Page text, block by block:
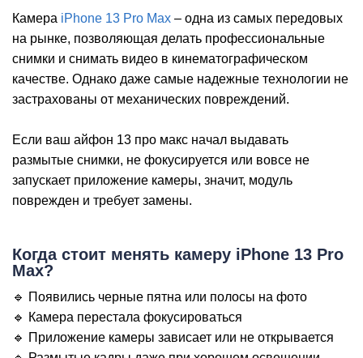
Камера iPhone 13 Pro Max – одна из самых передовых
на рынке, позволяющая делать профессиональные
снимки и снимать видео в кинематографическом
качестве. Однако даже самые надежные технологии не
застрахованы от механических повреждений.
Если ваш айфон 13 про макс начал выдавать
размытые снимки, не фокусируется или вовсе не
запускает приложение камеры, значит, модуль
поврежден и требует замены.
Когда стоит менять камеру iPhone 13 Pro
Max?
🔹 Появились черные пятна или полосы на фото
🔹 Камера перестала фокусироваться
🔹 Приложение камеры зависает или не открывается